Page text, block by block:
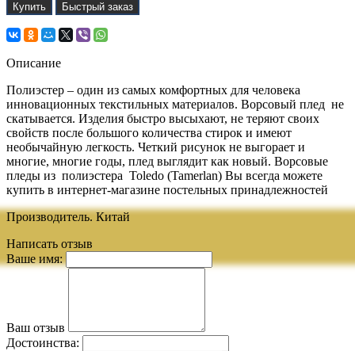
Купить Быстрый заказ
Описание
Полиэстер – один из самых комфортных для человека
инновационных текстильных материалов. Ворсовый плед не
скатывается. Изделия быстро высыхают, не теряют своих
свойств после большого количества стирок и имеют
необычайную легкость. Четкий рисунок не выгорает и
многие, многие годы, плед выглядит как новый. Ворсовые
пледы из полиэстера Toledo (Tamerlan) Вы всегда можете
купить в интернет-магазине постельных принадлежностей
Производитель. Китай
Написать отзыв
Ваше имя:
Ваш отзыв
Достоинства: